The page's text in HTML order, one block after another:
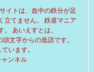
イトは、血中の鉄分が足
立てません。 鉄道マニア
あいえすとは、
文字からの造語です。
います。
ャンネル